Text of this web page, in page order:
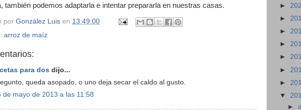
también podemos adaptarla e intentar prepararla en nuestras casas.
por González Luis en 13:49:00
arroz de maíz
para dos dijo...
queda asopado, o uno deja secar el caldo al gusto.
de mayo de 2013 a las 11:58
►
►
►
►
►
►
►
▼
►